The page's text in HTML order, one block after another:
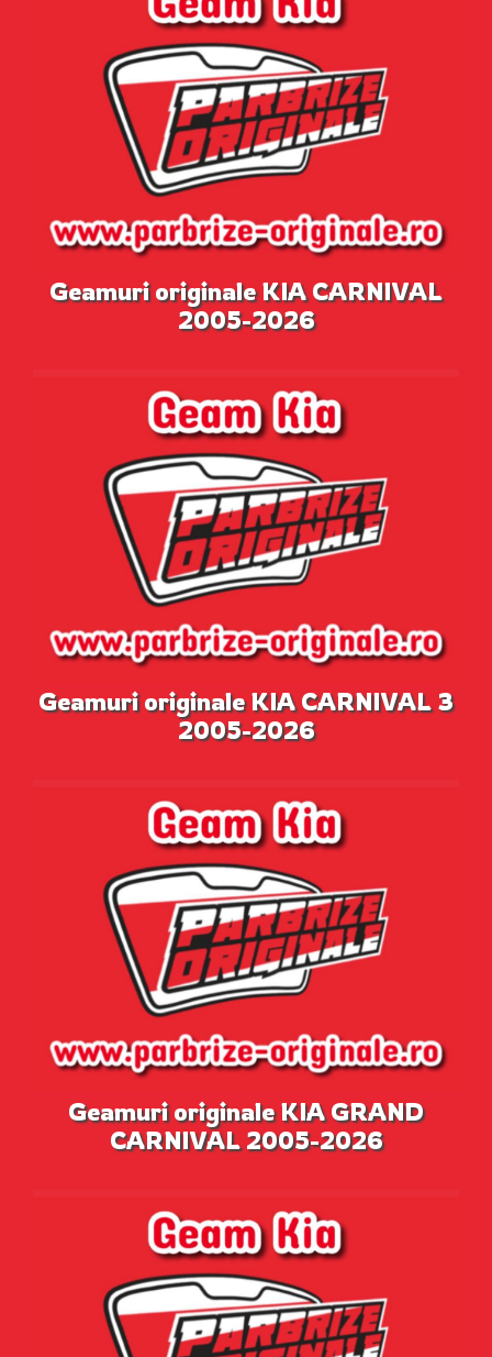
Geamuri originale KIA CARNIVAL
2005-2026
Geamuri originale KIA CARNIVAL 3
2005-2026
Geamuri originale KIA GRAND
CARNIVAL 2005-2026